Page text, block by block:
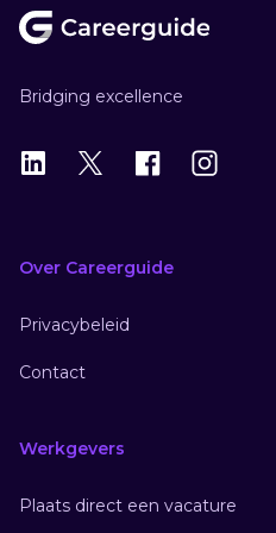
Bridging excellence
LinkedIn
X Instagram
Over Careerguide
Privacybeleid
Contact
Werkgevers
Plaats direct een vacature